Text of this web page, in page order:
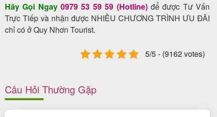
Hãy Gọi Ngay 0979 53 59 59 (Hotline) để được Tư Vấn
Trực Tiếp và nhận được NHIỀU CHƯƠNG TRÌNH ƯU ĐÃI
chỉ có ở Quy Nhơn Tourist.
5/5 - (9162 votes)
Câu Hỏi Thường Gặp